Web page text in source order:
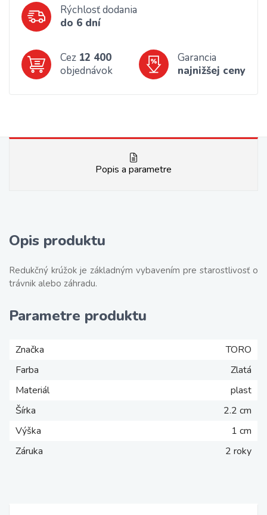
Rýchlosť dodania
do 6 dní
Cez 12 400
objednávok
Garancia
najnižšej ceny
Popis a parametre
Opis produktu
Redukčný krúžok je základným vybavením pre starostlivosť o
trávnik alebo záhradu.
Parametre produktu
Značka
TORO
Farba
Zlatá
Materiál
plast
Šírka
2.2 cm
Výška
1 cm
Záruka
2 roky